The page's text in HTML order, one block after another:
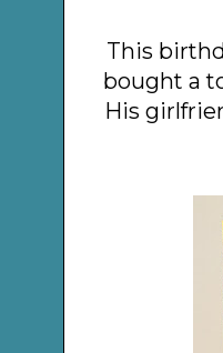
This
bought a
His